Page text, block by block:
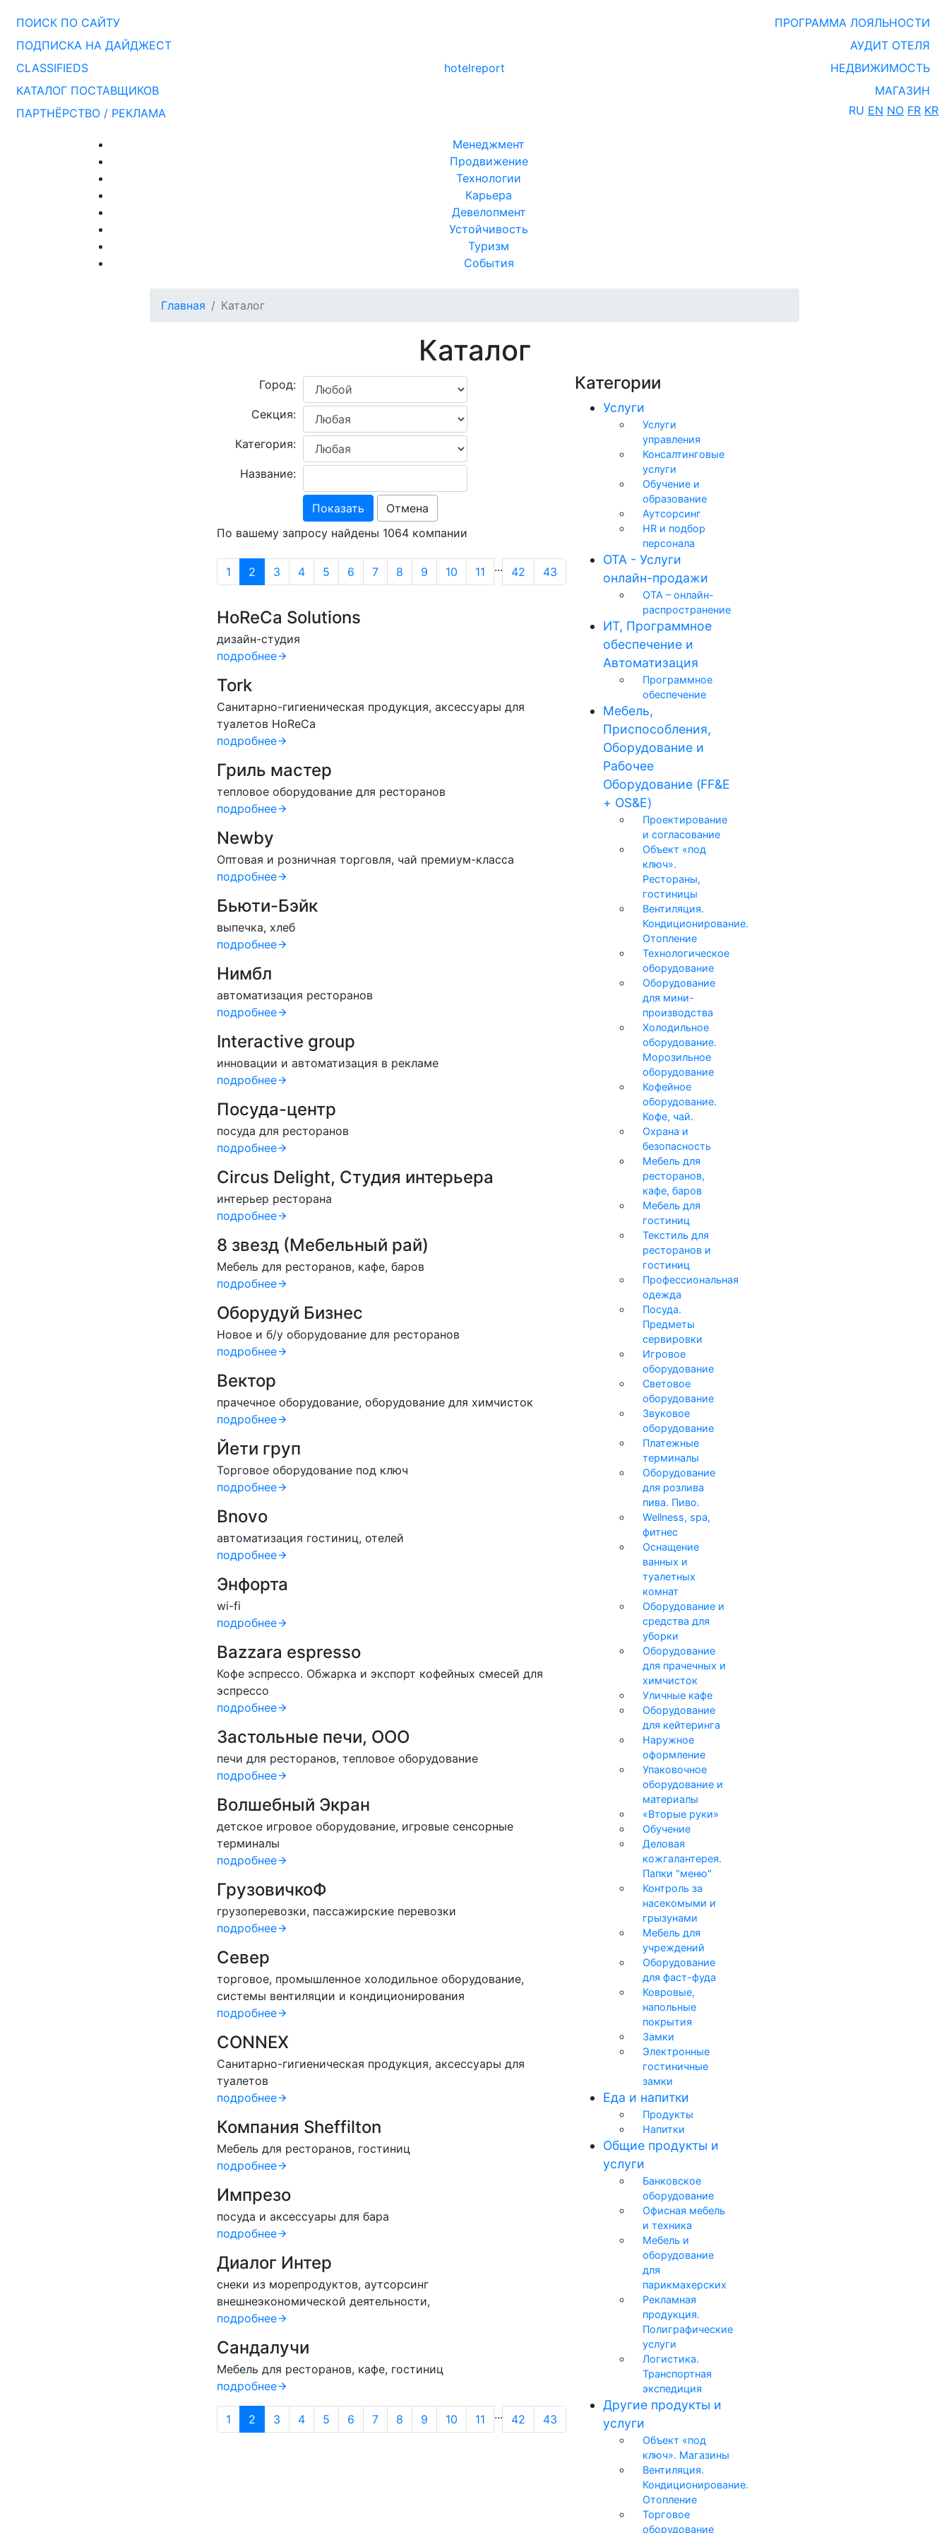
hotelreport
ПОИСК ПО САЙТУ
ПОДПИСКА НА ДАЙДЖЕСТ
CLASSIFIEDS
КАТАЛОГ ПОСТАВЩИКОВ
ПАРТНЁРСТВО / РЕКЛАМА
ПРОГРАММА ЛОЯЛЬНОСТИ
АУДИТ ОТЕЛЯ
НЕДВИЖИМОСТЬ
МАГАЗИН
RU EN NO FR KR
Менеджмент
Продвижение
Технологии
Карьера
Девелопмент
Устойчивость
Туризм
События
Главная Каталог
Каталог
Город:
Секция:
Категория:
Название:
Показать
Отмена
По вашему запросу найдены 1064 компании
1 2 3 4 5 6 7 8 9 10 11 ... 42 43
HoReCa Solutions
дизайн-студия
подробнее
Tork
Санитарно-гигиеническая продукция, аксессуары для
туалетов HoReCa
подробнее
Гриль мастер
тепловое оборудование для ресторанов
подробнее
Newby
Оптовая и розничная торговля, чай премиум-класса
подробнее
Бьюти-Бэйк
выпечка, хлеб
подробнее
Нимбл
автоматизация ресторанов
подробнее
Interactive group
инновации и автоматизация в рекламе
подробнее
Посуда-центр
посуда для ресторанов
подробнее
Circus Delight, Студия интерьера
интерьер ресторана
подробнее
8 звезд (Мебельный рай)
Мебель для ресторанов, кафе, баров
подробнее
Оборудуй Бизнес
Новое и б/у оборудование для ресторанов
подробнее
Вектор
прачечное оборудование, оборудование для химчисток
подробнее
Йети груп
Торговое оборудование под ключ
подробнее
Bnovo
автоматизация гостиниц, отелей
подробнее
Энфорта
wi-fi
подробнее
Bazzara espresso
Кофе эспрессо. Обжарка и экспорт кофейных смесей для
эспрессо
подробнее
Застольные печи, ООО
печи для ресторанов, тепловое оборудование
подробнее
Волшебный Экран
детское игровое оборудование, игровые сенсорные
терминалы
подробнее
ГрузовичкоФ
грузоперевозки, пассажирские перевозки
подробнее
Север
торговое, промышленное холодильное оборудование,
системы вентиляции и кондиционирования
подробнее
CONNEX
Санитарно-гигиеническая продукция, аксессуары для
туалетов
подробнее
Компания Sheffilton
Мебель для ресторанов, гостиниц
подробнее
Импрезо
посуда и аксессуары для бара
подробнее
Диалог Интер
снеки из морепродуктов, аутсорсинг
внешнеэкономической деятельности,
подробнее
Сандалучи
Мебель для ресторанов, кафе, гостиниц
подробнее
1 2 3 4 5 6 7 8 9 10 11 ... 42 43
Категории
Услуги
Услуги
управления
Консалтинговые
услуги
Обучение и
образование
Аутсорсинг
HR и подбор
персонала
ОТА - Услуги
онлайн-продажи
ОТА – онлайн-
распространение
ИТ, Программное
обеспечение и
Автоматизация
Программное
обеспечение
Мебель,
Приспособления,
Оборудование и
Рабочее
Оборудование (FF&E
+ OS&E)
Проектирование
и согласование
Объект «под
ключ».
Рестораны,
гостиницы
Вентиляция.
Кондиционирование.
Отопление
Технологическое
оборудование
Оборудование
для мини-
производства
Холодильное
оборудование.
Морозильное
оборудование
Кофейное
оборудование.
Кофе, чай.
Охрана и
безопасность
Мебель для
ресторанов,
кафе, баров
Мебель для
гостиниц
Текстиль для
ресторанов и
гостиниц
Профессиональная
одежда
Посуда.
Предметы
сервировки
Игровое
оборудование
Световое
оборудование
Звуковое
оборудование
Платежные
терминалы
Оборудование
для розлива
пива. Пиво.
Wellness, spa,
фитнес
Оснащение
ванных и
туалетных
комнат
Оборудование и
средства для
уборки
Оборудование
для прачечных и
химчисток
Уличные кафе
Оборудование
для кейтеринга
Наружное
оформление
Упаковочное
оборудование и
материалы
«Вторые руки»
Обучение
Деловая
кожгалантерея.
Папки "меню"
Контроль за
насекомыми и
грызунами
Мебель для
учреждений
Оборудование
для фаст-фуда
Ковровые,
напольные
покрытия
Замки
Электронные
гостиничные
замки
Еда и напитки
Продукты
Напитки
Общие продукты и
услуги
Банковское
оборудование
Офисная мебель
и техника
Мебель и
оборудование
для
парикмахерских
Рекламная
продукция.
Полиграфические
услуги
Логистика.
Транспортная
экспедиция
Другие продукты и
услуги
Объект «под
ключ». Магазины
Вентиляция.
Кондиционирование.
Отопление
Торговое
оборудование